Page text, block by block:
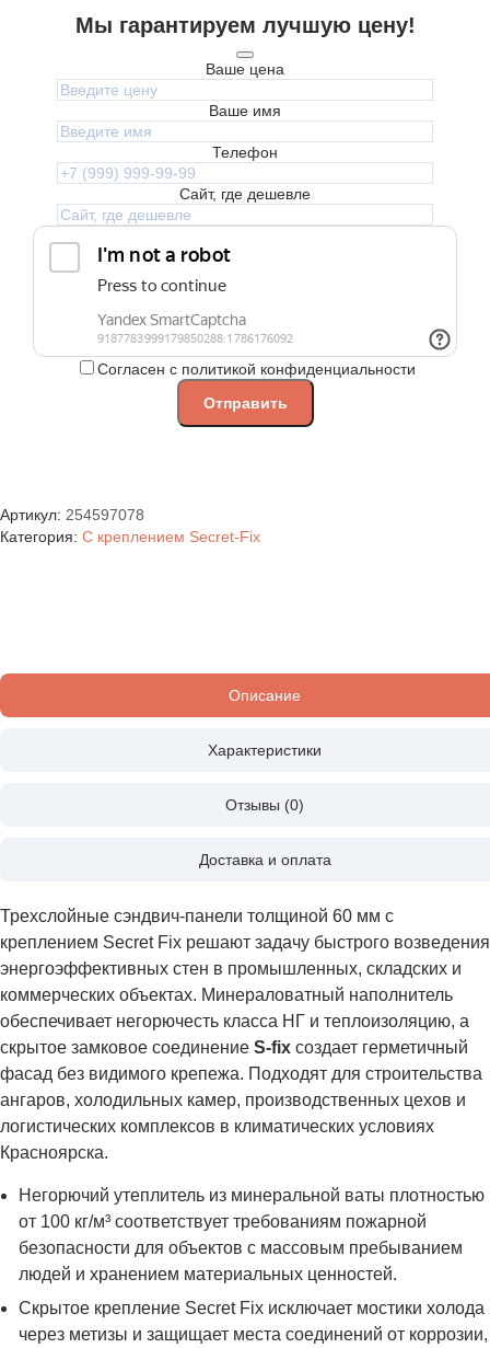
Мы гарантируем лучшую цену!
Ваше цена
Ваше имя
Телефон
Сайт, где дешевле
Согласен с политикой конфиденциальности
Артикул: 254597078
Категория: С креплением Secret-Fix
Описание
Характеристики
Отзывы (0)
Доставка и оплата
Трехслойные сэндвич-панели толщиной 60 мм с
креплением Secret Fix решают задачу быстрого возведения
энергоэффективных стен в промышленных, складских и
коммерческих объектах. Минераловатный наполнитель
обеспечивает негорючесть класса НГ и теплоизоляцию, а
скрытое замковое соединение S-fix создает герметичный
фасад без видимого крепежа. Подходят для строительства
ангаров, холодильных камер, производственных цехов и
логистических комплексов в климатических условиях
Красноярска.
Негорючий утеплитель из минеральной ваты плотностью
от 100 кг/м³ соответствует требованиям пожарной
безопасности для объектов с массовым пребыванием
людей и хранением материальных ценностей.
Скрытое крепление Secret Fix исключает мостики холода
через метизы и защищает места соединений от коррозии,